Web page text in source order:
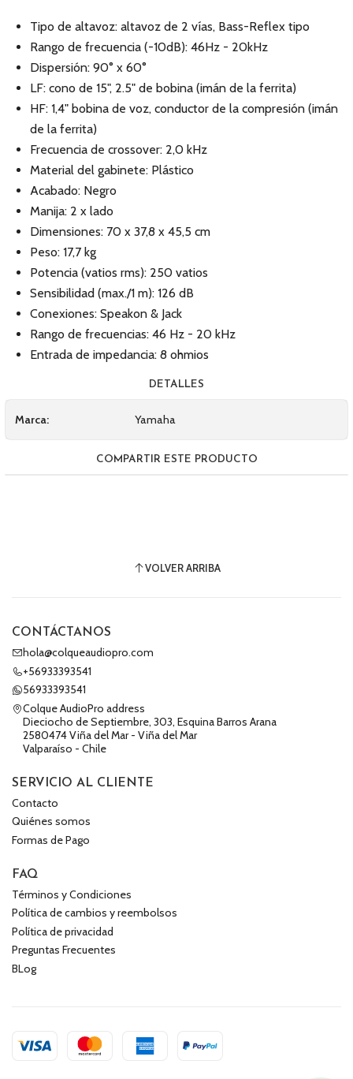
Tipo de altavoz: altavoz de 2 vías, Bass-Reflex tipo
Rango de frecuencia (-10dB): 46Hz - 20kHz
Dispersión: 90° x 60°
LF: cono de 15", 2.5" de bobina (imán de la ferrita)
HF: 1,4" bobina de voz, conductor de la compresión (imán
de la ferrita)
Frecuencia de crossover: 2,0 kHz
Material del gabinete: Plástico
Acabado: Negro
Manija: 2 x lado
Dimensiones: 70 x 37,8 x 45,5 cm
Peso: 17,7 kg
Potencia (vatios rms): 250 vatios
Sensibilidad (max./1 m): 126 dB
Conexiones: Speakon & Jack
Rango de frecuencias: 46 Hz - 20 kHz
Entrada de impedancia: 8 ohmios
DETALLES
Marca: Yamaha
COMPARTIR ESTE PRODUCTO
VOLVER ARRIBA
CONTÁCTANOS
hola@colqueaudiopro.com
+56933393541
56933393541
Colque AudioPro address
Dieciocho de Septiembre, 303, Esquina Barros Arana
2580474 Viña del Mar - Viña del Mar
Valparaíso - Chile
SERVICIO AL CLIENTE
Contacto
Quiénes somos
Formas de Pago
FAQ
Términos y Condiciones
Política de cambios y reembolsos
Política de privacidad
Preguntas Frecuentes
BLog